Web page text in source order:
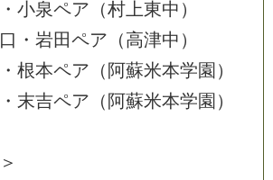
・ 小泉ペア （村 上東中 ）
口 ・ 岩田ペア （高津中 ）
・ 根本ペア （ 阿蘇米本学園 ）
・ 末吉ペア （ 阿蘇米本学園 ）
＞